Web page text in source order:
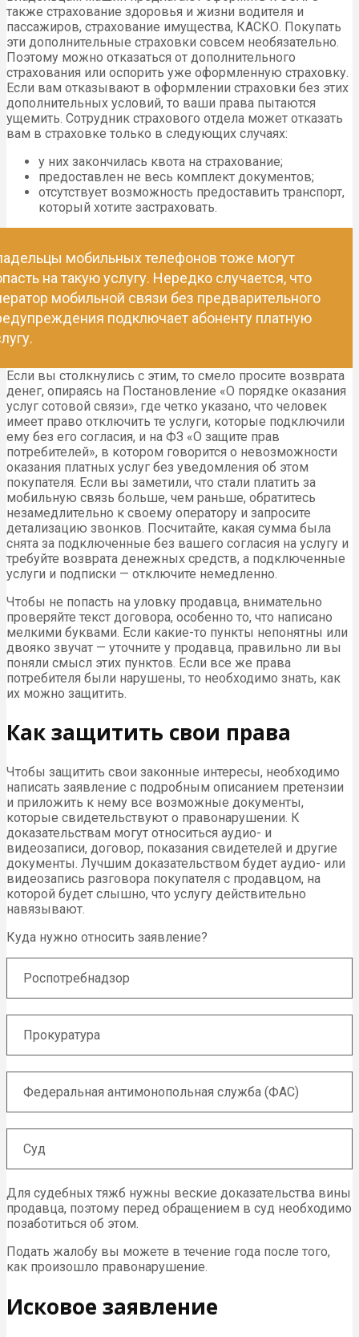
также страхование здоровья и жизни водителя и
пассажиров, страхование имущества, КАСКО. Покупать
эти дополнительные страховки совсем необязательно.
Поэтому можно отказаться от дополнительного
страхования или оспорить уже оформленную страховку.
Если вам отказывают в оформлении страховки без этих
дополнительных условий, то ваши права пытаются
ущемить. Сотрудник страхового отдела может отказать
вам в страховке только в следующих случаях:
у них закончилась квота на страхование;
предоставлен не весь комплект документов;
отсутствует возможность предоставить транспорт,
который хотите застраховать.
мобильных телефонов тоже могут
на такую услугу. Нередко случается, что
мобильной связи без предварительного
подключает абоненту платную
Если вы столкнулись с этим, то смело просите возврата
денег, опираясь на Постановление «О порядке оказания
услуг сотовой связи», где четко указано, что человек
имеет право отключить те услуги, которые подключили
ему без его согласия, и на ФЗ «О защите прав
потребителей», в котором говорится о невозможности
оказания платных услуг без уведомления об этом
покупателя. Если вы заметили, что стали платить за
мобильную связь больше, чем раньше, обратитесь
незамедлительно к своему оператору и запросите
детализацию звонков. Посчитайте, какая сумма была
снята за подключенные без вашего согласия на услугу и
требуйте возврата денежных средств, а подключенные
услуги и подписки — отключите немедленно.
Чтобы не попасть на уловку продавца, внимательно
проверяйте текст договора, особенно то, что написано
мелкими буквами. Если какие-то пункты непонятны или
двояко звучат — уточните у продавца, правильно ли вы
поняли смысл этих пунктов. Если все же права
потребителя были нарушены, то необходимо знать, как
их можно защитить.
Как защитить свои права
Чтобы защитить свои законные интересы, необходимо
написать заявление с подробным описанием претензии
и приложить к нему все возможные документы,
которые свидетельствуют о правонарушении. К
доказательствам могут относиться аудио- и
видеозаписи, договор, показания свидетелей и другие
документы. Лучшим доказательством будет аудио- или
видеозапись разговора покупателя с продавцом, на
которой будет слышно, что услугу действительно
навязывают.
Куда нужно относить заявление?
Роспотребнадзор
Прокуратура
Федеральная антимонопольная служба (ФАС)
Суд
Для судебных тяжб нужны веские доказательства вины
продавца, поэтому перед обращением в суд необходимо
позаботиться об этом.
Подать жалобу вы можете в течение года после того,
как произошло правонарушение.
Исковое заявление